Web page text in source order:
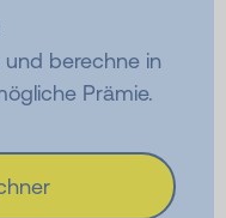
berechne in
Prämie.